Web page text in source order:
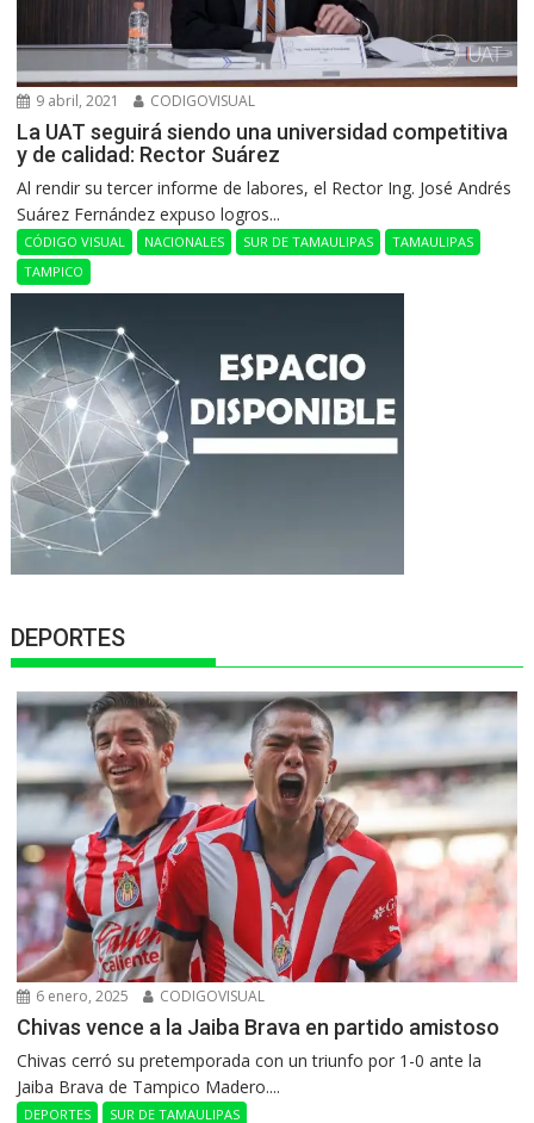
9 abril, 2021 CODIGOVISUAL
La UAT seguirá siendo una universidad competitiva
y de calidad: Rector Suárez
Al rendir su tercer informe de labores, el Rector Ing. José Andrés
Suárez Fernández expuso logros...
CÓDIGO VISUAL NACIONALES SUR DE TAMAULIPAS
TAMAULIPAS
TAMPICO
DEPORTES
6 enero, 2025 CODIGOVISUAL
Chivas vence a la Jaiba Brava en partido amistoso
Chivas cerró su pretemporada con un triunfo por 1-0 ante la
Jaiba Brava de Tampico Madero....
DEPORTES SUR DE TAMAULIPAS